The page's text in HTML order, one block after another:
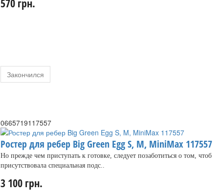
570 грн.
Закончился
0665719117557
Ростер для ребер Big Green Egg S, M, MiniMax 117557
Но прежде чем приступать к готовке, следует позаботиться о том, чтоб
присутствовала специальная подс..
3 100 грн.